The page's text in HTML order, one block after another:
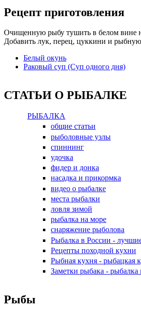
Рецепт приготовления
Очищенную рыбу тушить в белом вине
Добавить лук, перец, цуккини и
Белый окунь
Раковый суп (Суп одного дня)
СТАТЬИ О РЫБАЛКЕ
РЫБАЛКА
общие статьи
рыболовные узлы
спиннинг
удочка
фидер и донка
насадка и прикормка
видео о рыбалке
места рыбалки
ловля зимой
рыбалка на море
снаряжение рыболова
Рыбалка в России -
Рецепты походной кухни
Рыбная кухня - рыбацкая
Заметки рыбака - рыбалка
Рыбы